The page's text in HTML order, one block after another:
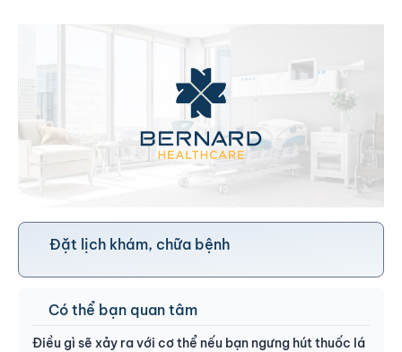
Đặt lịch khám, chữa bệnh
Có thể bạn quan tâm
Điều gì sẽ xảy ra với cơ thể nếu bạn ngưng hút thuốc lá